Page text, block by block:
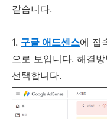
같습니다.
1. 구글 애드센스에 접
으로 보입니다. 해결
선택합니다.